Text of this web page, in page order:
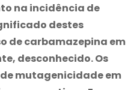
na incidência de
destes
decarbamazepina em
desconhecido. Os
mutagenicidade em